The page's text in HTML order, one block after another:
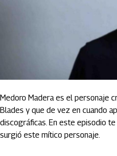
Medoro Madera es el personaje
Blades y que de vez en cuando
discográficas. En este episodio
surgió este mítico personaje.